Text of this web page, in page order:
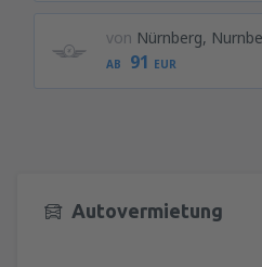
von Nürnberg,
AB 91 EUR
Autovermietung